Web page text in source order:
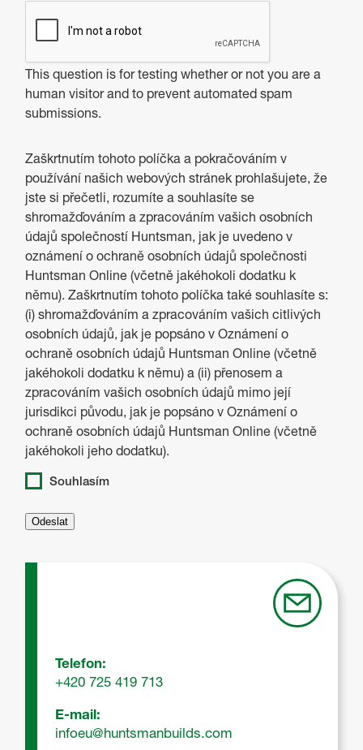
This question is for testing whether or not you are a
human visitor and to prevent automated spam
submissions.
Zaškrtnutím tohoto políčka a pokračováním v
používání našich webových stránek prohlašujete, že
jste si přečetli, rozumíte a souhlasíte se
shromažďováním a zpracováním vašich osobních
údajů společností Huntsman, jak je uvedeno v
oznámení o ochraně osobních údajů společnosti
Huntsman Online (včetně jakéhokoli dodatku k
němu). Zaškrtnutím tohoto políčka také souhlasíte s:
(i) shromažďováním a zpracováním vašich citlivých
osobních údajů, jak je popsáno v Oznámení o
ochraně osobních údajů Huntsman Online (včetně
jakéhokoli dodatku k němu) a (ii) přenosem a
zpracováním vašich osobních údajů mimo její
jurisdikci původu, jak je popsáno v Oznámení o
ochraně osobních údajů Huntsman Online (včetně
jakéhokoli jeho dodatku).
Souhlasím
Telefon:
+420 725 419 713
E-mail:
infoeu@huntsmanbuilds.com